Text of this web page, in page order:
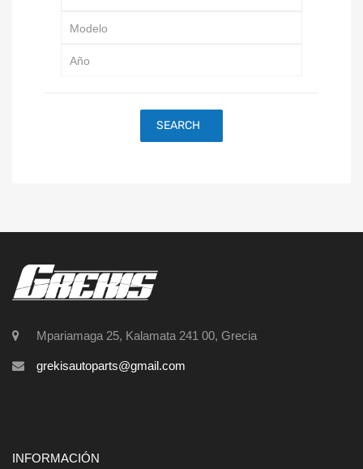
SEARCH
Mpariamaga 25, Kalamata 241 00, Grecia
grekisautoparts@gmail.com
INFORMACIÓN